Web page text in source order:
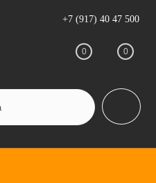
+7 (917) 40 47 500
0 0